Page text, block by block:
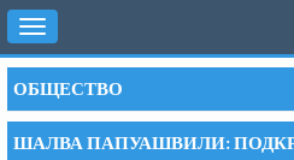
Toggle
navigation
ОБЩЕСТВО
ШАЛВА ПАПУАШВИЛИ: